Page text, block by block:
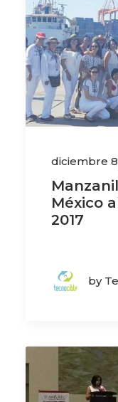
diciembre
México
2017
by